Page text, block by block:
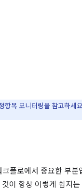
항목 모니터링을 참고하세
플로에서 중요한 부분
이 항상 이렇게 쉽지